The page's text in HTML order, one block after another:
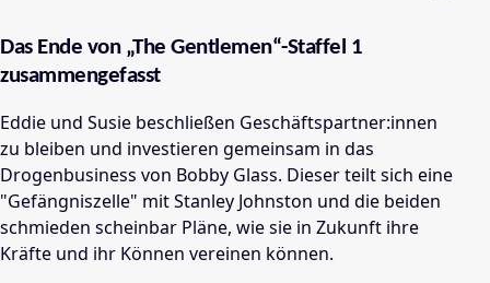
Das Ende von „The Gentlemen“-Staffel 1
zusammengefasst
Eddie und Susie beschließen Geschäftspartner:innen
zu bleiben und investieren gemeinsam in das
Drogenbusiness von Bobby Glass. Dieser teilt sich eine
"Gefängniszelle" mit Stanley Johnston und die beiden
schmieden scheinbar Pläne, wie sie in Zukunft ihre
Kräfte und ihr Können vereinen können.